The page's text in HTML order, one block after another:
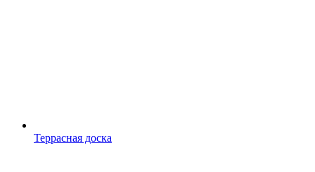
Террасная доска